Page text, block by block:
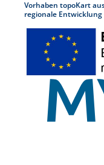
Vorhaben topoKart
regionale Entwicklung